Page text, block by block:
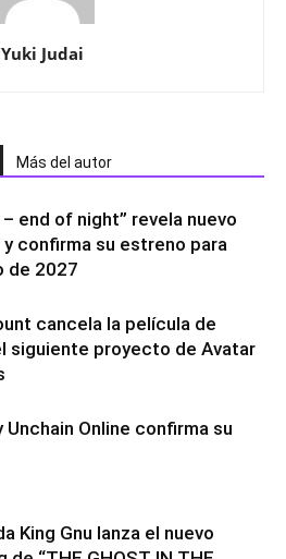
Yuki Judai
Más del autor
– end of night” revela nuevo
y confirma su estreno para
de 2027
cancela la película de
siguiente proyecto de Avatar
Unchain Online confirma su
King Gnu lanza el nuevo